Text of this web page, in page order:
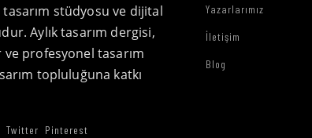
stüdyosu ve dijital
Aylık tasarım dergisi,
profesyonel tasarım
topluluğuna katkı
Twitter Pinterest
Yazarlarımız
İletişim
Blog